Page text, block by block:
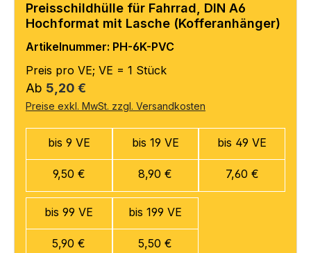
Preisschildhülle für Fahrrad, DIN A6
Hochformat mit Lasche (Kofferanhänger)
Artikelnummer: PH-6K-PVC
Preis pro VE; VE = 1 Stück
Regulärer Preis:
Ab 5,20 €
Preise exkl. MwSt. zzgl. Versandkosten
bis 9 VE
9,50 €
bis 19 VE
8,90 €
bis 49 VE
7,60 €
bis 99 VE
5,90 €
bis 199 VE
5,50 €